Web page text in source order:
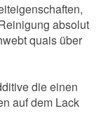
absolut
quais über
die einen
auf dem Lack